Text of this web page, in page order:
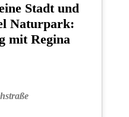
Stadt und
Naturpark:
mit Regina